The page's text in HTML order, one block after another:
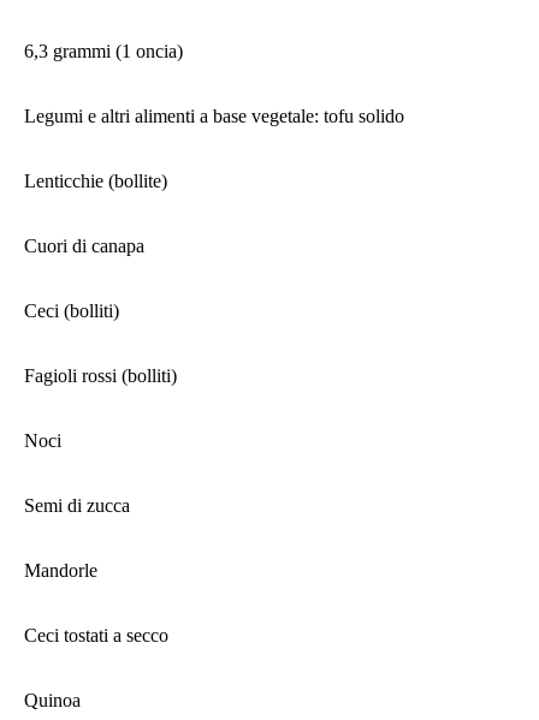
6,3 grammi (1 oncia)
Legumi e altri alimenti a base vegetale: tofu solido
Lenticchie (bollite)
Cuori di canapa
Ceci (bolliti)
Fagioli rossi (bolliti)
Noci
Semi di zucca
Mandorle
Ceci tostati a secco
Quinoa